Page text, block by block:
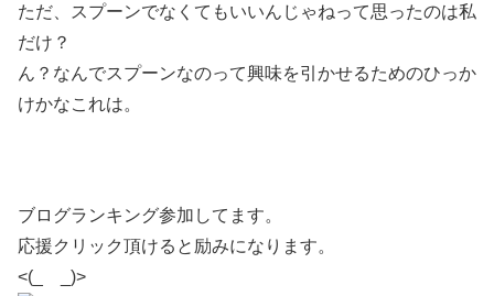
ただ、スプーンでなくてもいいんじゃねって思ったのは私
だけ？
ん？なんでスプーンなのって興味を引かせるためのひっか
けかなこれは。
ブログランキング参加してます。
応援クリック頂けると励みになります。
<(_ _)>